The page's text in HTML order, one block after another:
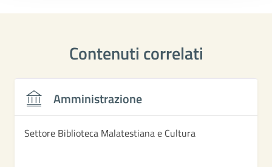
Contenuti correlati
Amministrazione
Settore Biblioteca Malatestiana e Cultura